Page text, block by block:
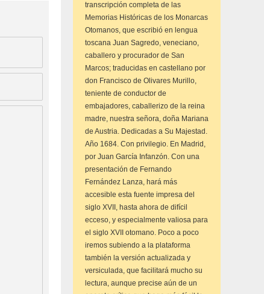
transcripción completa de las
Memorias Históricas de los Monarcas
Otomanos, que escribió en lengua
toscana Juan Sagredo, veneciano,
caballero y procurador de San
Marcos; traducidas en castellano por
don Francisco de Olivares Murillo,
teniente de conductor de
embajadores, caballerizo de la reina
madre, nuestra señora, doña Mariana
de Austria. Dedicadas a Su Majestad.
Año 1684. Con privilegio. En Madrid,
por Juan García Infanzón. Con una
presentación de Fernando
Fernández Lanza, hará más
accesible esta fuente impresa del
siglo XVII, hasta ahora de difícil
ecceso, y especialmente valiosa para
el siglo XVII otomano. Poco a poco
iremos subiendo a la plataforma
también la versión actualizada y
versiculada, que facilitará mucho su
lectura, aunque precise aún de un